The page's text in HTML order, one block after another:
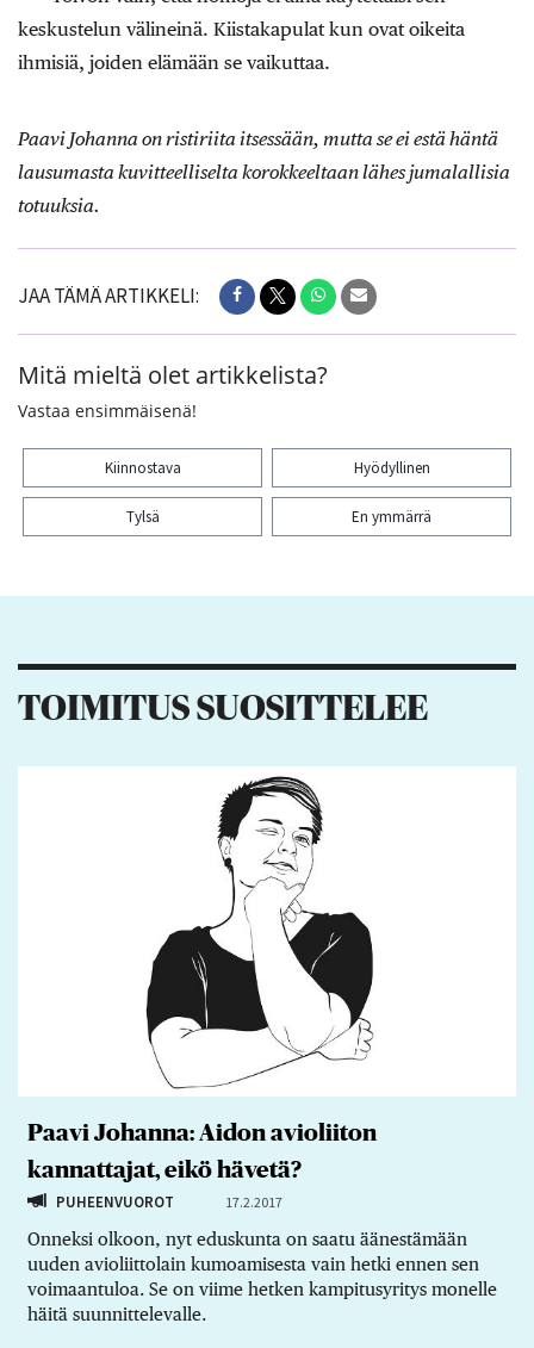
keskustelun välineinä. Kiistakapulat kun ovat oikeita
ihmisiä, joiden elämään se vaikuttaa.
Paavi Johanna on ristiriita itsessään, mutta se ei estä häntä
lausumasta kuvitteelliselta korokkeeltaan lähes jumalallisia
totuuksia.
JAA TÄMÄ ARTIKKELI:
Mitä mieltä olet artikkelista?
Vastaa ensimmäisenä!
Kiinnostava Hyödyllinen
Tylsä En ymmärrä
TOIMITUS SUOSITTELEE
Paavi Johanna: Aidon avioliiton
kannattajat, eikö hävetä?
PUHEENVUOROT 17.2.2017
Onneksi olkoon, nyt eduskunta on saatu äänestämään
uuden avioliittolain kumoamisesta vain hetki ennen sen
voimaantuloa. Se on viime hetken kampitusyritys monelle
häitä suunnittelevalle.